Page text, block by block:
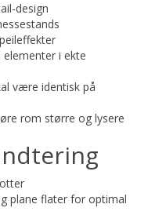
design
i ekte
være identisk på
rom større og lysere
plane flater for optimal